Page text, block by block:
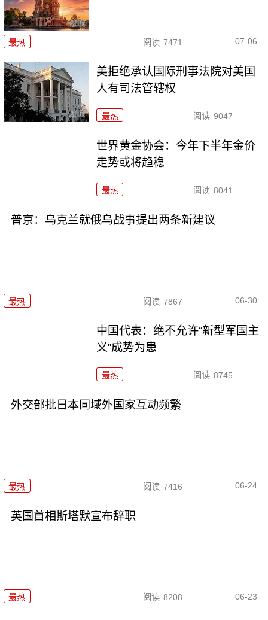
最热 阅读 7471 07-06
美拒绝承认国际刑事法院对美国
人有司法管辖权
最热 阅读 9047
世界黄金协会：今年下半年金价
走势或将趋稳
最热 阅读 8041
普京：乌克兰就俄乌战事提出两条新建议
最热 阅读 7867 06-30
中国代表：绝不允许“新型军国主
义”成势为患
最热 阅读 8745
外交部批日本同域外国家互动频繁
最热 阅读 7416 06-24
英国首相斯塔默宣布辞职
最热 阅读 8208 06-23